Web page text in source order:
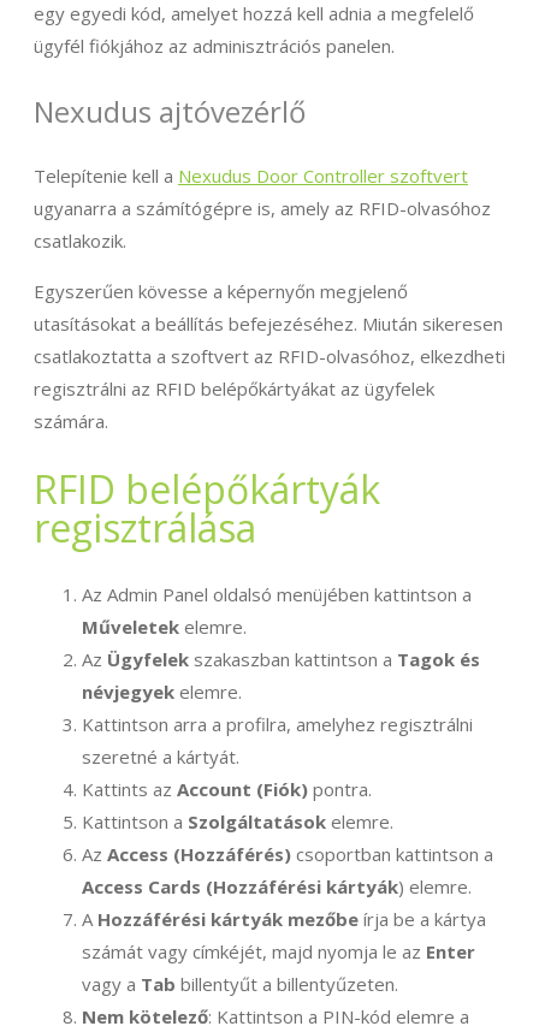
egy egyedi kód, amelyet hozzá kell adnia a megfelelő
ügyfél fiókjához az adminisztrációs panelen.
Nexudus ajtóvezérlő
Telepítenie kell a Nexudus Door Controller szoftvert
ugyanarra a számítógépre is, amely az RFID-olvasóhoz
csatlakozik.
Egyszerűen kövesse a képernyőn megjelenő
utasításokat a beállítás befejezéséhez. Miután sikeresen
csatlakoztatta a szoftvert az RFID-olvasóhoz, elkezdheti
regisztrálni az RFID belépőkártyákat az ügyfelek
számára.
RFID belépőkártyák
regisztrálása
Az Admin Panel oldalsó menüjében kattintson a
Műveletek elemre.
Az Ügyfelek szakaszban kattintson a Tagok és
névjegyek elemre.
Kattintson arra a profilra, amelyhez regisztrálni
szeretné a kártyát.
Kattints az Account (Fiók) pontra.
Kattintson a Szolgáltatások elemre.
Az Access (Hozzáférés) csoportban kattintson a
Access Cards (Hozzáférési kártyák) elemre.
A Hozzáférési kártyák mezőbe írja be a kártya
számát vagy címkéjét, majd nyomja le az Enter
vagy a Tab billentyűt a billentyűzeten.
Nem kötelező: Kattintson a PIN-kód elemre a